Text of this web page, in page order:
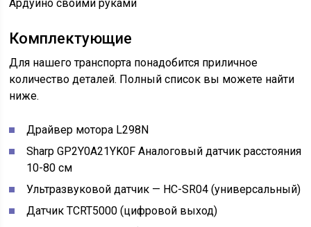
Комплектующие
Для нашего транспорта понадобится приличное
количество деталей. Полный список вы можете найти
ниже.
Драйвер мотора L298N
Sharp GP2Y0A21YK0F Аналоговый датчик расстояния
10-80 см
Ультразвуковой датчик — HC-SR04 (универсальный)
Датчик TCRT5000 (цифровой выход)